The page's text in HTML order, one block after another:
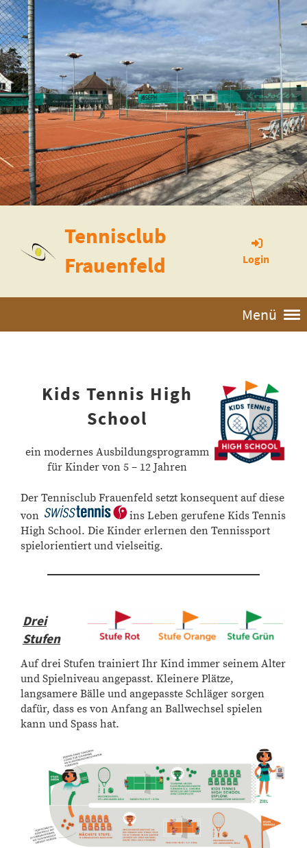
Tennisclub
Frauenfeld
Login
Menü
Kids Tennis High
School
ein modernes Ausbildungsprogramm
für Kinder von 5 – 12 Jahren
Der Tennisclub Frauenfeld setzt konsequent auf diese
von
ins Leben gerufene Kids Tennis
High School. Die Kinder erlernen den Tennissport
spielorientiert und vielseitig.
Drei
Stufen
Auf drei Stufen trainiert Ihr Kind immer seinem Alter
und Spielniveau angepasst. Kleinere Plätze,
langsamere Bälle und angepasste Schläger sorgen
dafür, dass es von Anfang an Ballwechsel spielen
kann und Spass hat.